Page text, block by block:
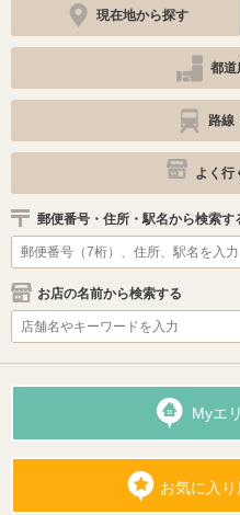
現在地から探す
都道
路線
よく行
郵便番号・住所・駅名から検索す
お店の名前から検索する
Myエ
お気に入